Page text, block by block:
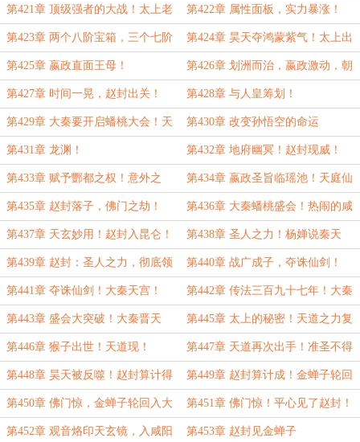
手！
第421章 顶级强者的大战！太上老
君的请求！
第422章 属性面板，实力暴涨！
第423章 两个八阶宝箱，三个七阶
宝箱
第424章 昊天夺鸿蒙紫气！太上出
手！
第425章 嬴政直面王母！ 第426章 划洲而治，嬴政激动，朝
会开启！
第427章 时间一晃，赵封出关！ 第428章 与人皇筹划！
第429章 大秦要开启蟠桃大会！天
庭也要开。
第430章 改变孙悟空的命运
第431章 龙渊！ 第432章 地府幽冥！赵封现威！
第433章 赋予酆都之权！意外之
喜！
第434章 嬴政圣旨临瑶池！天庭仙
神心乱！
第435章 赵封落子，佛门之劫！ 第436章 大秦蟠桃盛会！热闹的咸
阳！
第437章 天玄妙用！赵封入昆仑！ 第438章 圣人之力！杨婵说秦天
庭！
第439章 赵封：圣人之力，彻底领
教了！
第440章 战广成子，夺诛仙剑！
第441章 夺诛仙剑！大秦天宫！ 第442章 传法三百九十七年！大秦
盛会！空前鼎盛！
第443章 盛会大突破！大秦晋天
运！
第445章 太上的秘密！天道之力复
苏！猴子出世！
第446章 猴子出世！天道现！ 第447章 天道再次出手！准圣不得
入地仙界！
第448章 昊天被反噬！赵封算计得
逞！！
第449章 赵封算计成！金蝉子轮回
入大秦！
第450章 佛门惊，金蝉子轮回入大
秦了！
第451章 佛门惊！平心见了赵封！
第452章 观音烙印天玄镜，入咸阳 第453章 赵封见金蝉子